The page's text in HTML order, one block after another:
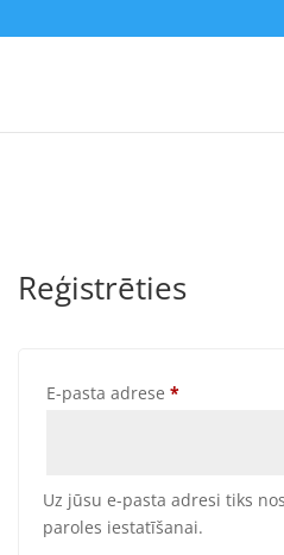
Reģistrēties
E-pasta adrese*Required
Uz jūsu e-pasta adresi tiks
paroles iestatīšanai.